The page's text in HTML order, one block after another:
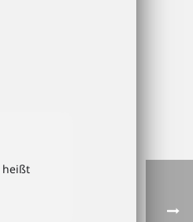
heißt